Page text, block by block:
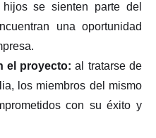
se sienten parte del
una oportunidad
el proyecto: al tratarse de
los miembros del mismo
con su éxito y